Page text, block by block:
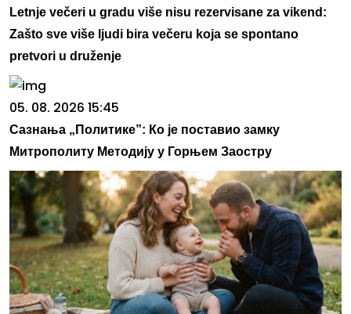
Letnje večeri u gradu više nisu rezervisane za vikend:
Zašto sve više ljudi bira večeru koja se spontano
pretvori u druženje
05. 08. 2026 15:45
Сазнања „Политике”: Ко је поставио замку
Митрополиту Методију у Горњем Заостру